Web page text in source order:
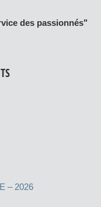
des passionnés"
– 2026